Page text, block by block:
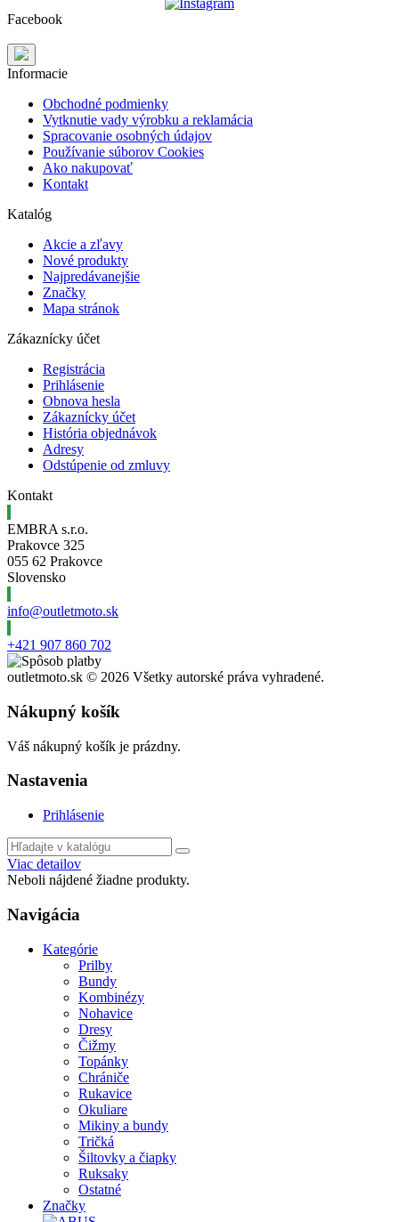
Facebook
Informacie
Obchodné podmienky
Vytknutie vady výrobku a reklamácia
Spracovanie osobných údajov
Používanie súborov Cookies
Ako nakupovať
Kontakt
Katalóg
Akcie a zľavy
Nové produkty
Najpredávanejšie
Značky
Mapa stránok
Zákaznícky účet
Registrácia
Prihlásenie
Obnova hesla
Zákaznícky účet
História objednávok
Adresy
Odstúpenie od zmluvy
Kontakt
EMBRA s.r.o.
Prakovce 325
055 62 Prakovce
Slovensko
info@outletmoto.sk
+421 907 860 702
outletmoto.sk © 2026 Všetky autorské práva vyhradené.
Nákupný košík
Váš nákupný košík je prázdny.
Nastavenia
Prihlásenie
Viac detailov
Neboli nájdené žiadne produkty.
Navigácia
Kategórie
Prilby
Bundy
Kombinézy
Nohavice
Dresy
Čižmy
Topánky
Chrániče
Rukavice
Okuliare
Mikiny a bundy
Tričká
Šiltovky a čiapky
Ruksaky
Ostatné
Značky